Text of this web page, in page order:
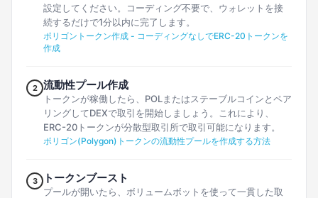
設定してください。コーディング不要で、ウォレットを接
続するだけで1分以内に完了します。
ポリゴントークン作成 - コーディングなしでERC-20トークンを
作成
2 流動性プール作成
トークンが稼働したら、POLまたはステーブルコインとペア
リングしてDEXで取引を開始しましょう。これにより、
ERC-20トークンが分散型取引所で取引可能になります。
ポリゴン(Polygon)トークンの流動性プールを作成する方法
3 トークンブースト
プールが開いたら、ボリュームボットを使って一貫した取